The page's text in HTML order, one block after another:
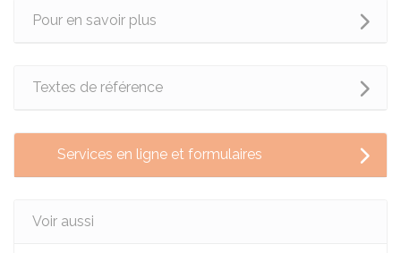
Pour en savoir plus
Textes de référence
Services en ligne et formulaires
Voir aussi